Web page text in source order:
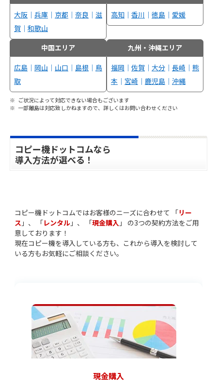
大阪 ｜ 兵庫 ｜ 京都 ｜ 奈良 ｜ 滋
賀 ｜ 和歌山
高知 ｜ 香川 ｜ 徳島 ｜ 愛媛
中国エリア
広島 ｜ 岡山 ｜ 山口 ｜ 島根 ｜ 鳥
取
九州・沖縄エリア
福岡 ｜ 佐賀 ｜ 大分 ｜ 長崎 ｜ 熊
本 ｜ 宮崎 ｜ 鹿児島 ｜ 沖縄
ご状況によって対応できない場合もございます
一部離島は対応致しかねますので、詳しくはお問い合わせください
コピー機ドットコムなら
導入方法が選べる！
コピー機ドットコムではお客様のニーズに合わせて 「リー
ス 」、 「レンタル 」、 「現金購入 」 の3つの契約方法をご用
意しております！
現在コピー機を導入している方も、これから導入を検討して
いる方もお気軽にご相談ください。
現金購入